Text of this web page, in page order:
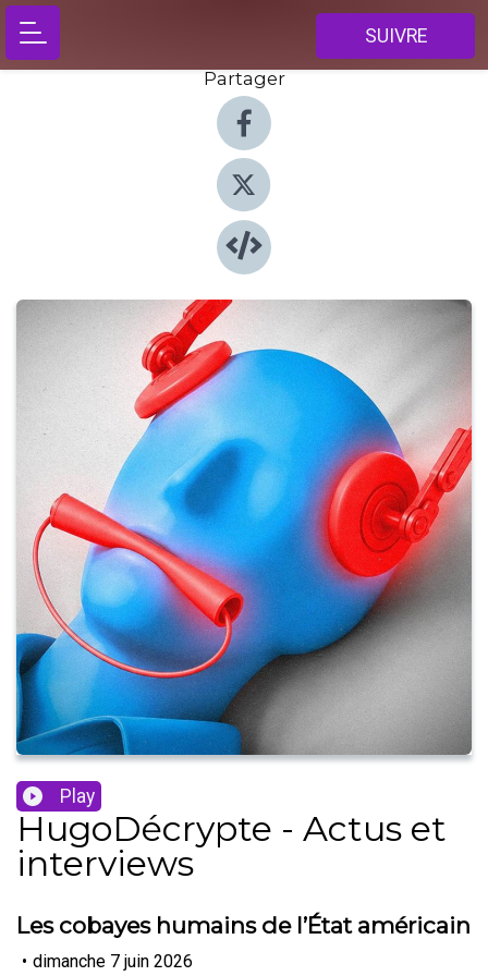
SUIVRE
Partager
Play
HugoDécrypte - Actus et
interviews
Les cobayes humains de l’État américain
• dimanche 7 juin 2026